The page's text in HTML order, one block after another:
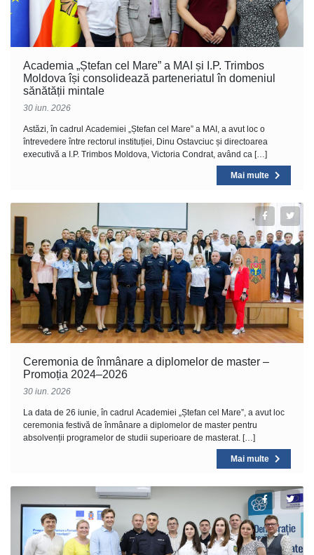
Academia „Ștefan cel Mare” a MAI și I.P. Trimbos
Moldova își consolidează parteneriatul în domeniul
sănătății mintale
30 iun. 2026
Astăzi, în cadrul Academiei „Ștefan cel Mare” a MAI, a avut loc o
întrevedere între rectorul instituției, Dinu Ostavciuc și directoarea
executivă a I.P. Trimbos Moldova, Victoria Condrat, având ca […]
Mai multe
Ceremonia de înmânare a diplomelor de master –
Promoția 2024–2026
30 iun. 2026
La data de 26 iunie, în cadrul Academiei „Ștefan cel Mare”, a avut loc
ceremonia festivă de înmânare a diplomelor de master pentru
absolvenții programelor de studii superioare de masterat. […]
Mai multe